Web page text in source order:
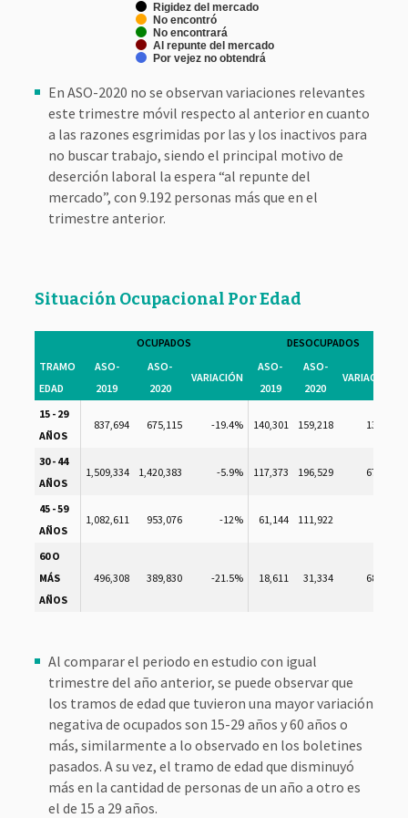
Rigidez del mercado
No encontró
No encontrará
Al repunte del mercado
Por vejez no obtendrá
En ASO-2020 no se observan variaciones relevantes
este trimestre móvil respecto al anterior en cuanto
a las razones esgrimidas por las y los inactivos para
no buscar trabajo, siendo el principal motivo de
deserción laboral la espera “al repunte del
mercado”, con 9.192 personas más que en el
trimestre anterior.
Situación Ocupacional Por Edad
OCUPADOS
DESOCUPADOS
TRAMO
EDAD
ASO-
2019
ASO-
2020
VARIACIÓN
ASO-
2019
ASO-
2020
VARIACIÓN
15 - 29
AÑOS
837,694 675,115 -19.4% 140,301 159,218 13.5%
30 - 44
AÑOS
1,509,334 1,420,383 -5.9% 117,373 196,529 67.4%
45 - 59
AÑOS
1,082,611 953,076 -12% 61,144 111,922
60 O
MÁS
AÑOS
496,308 389,830 -21.5% 18,611 31,334 68.4%
Al comparar el periodo en estudio con igual
trimestre del año anterior, se puede observar que
los tramos de edad que tuvieron una mayor variación
negativa de ocupados son 15-29 años y 60 años o
más, similarmente a lo observado en los boletines
pasados. A su vez, el tramo de edad que disminuyó
más en la cantidad de personas de un año a otro es
el de 15 a 29 años.